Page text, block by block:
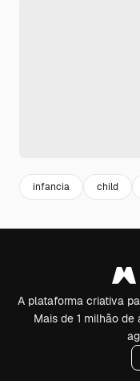
infancia child
A plataforma criativa
Mais de 1 milhão de